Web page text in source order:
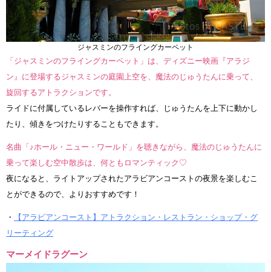
ジャスミンのフライングカーペット
「ジャスミンのフライングカーペット」は、ディズニー映画『アラジ
ン』に登場するジャスミンの庭園上空を、魔法のじゅうたんに乗って、
旋回するアトラクションです。
ライドに付属しているレバーを操作すれば、じゅうたんを上下に動かし
たり、傾きをつけたりすることもできます。
名曲「♪ホール・ニュー・ワールド」を聴きながら、魔法のじゅうたんに
乗って楽しむ空中散歩は、何ともロマンティック♡
夜になると、ライトアップされたアラビアンコーストの夜景を楽しむこ
とができるので、よりおすすめです！
・
【アラビアンコースト】アトラクション・レストラン・ショップ・グ
リーティング
マーメイドラグーン